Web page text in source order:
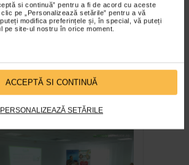
si continuă” pentru a fi de acord cu aceste
pe „Personalizează setările” pentru a vă
modifica preferințele și, în special, vă puteți
pe site-ul nostru în orice moment.
ACCEPTĂ SI CONTINUĂ
PERSONALIZEAZĂ SETĂRILE
solară trebuie